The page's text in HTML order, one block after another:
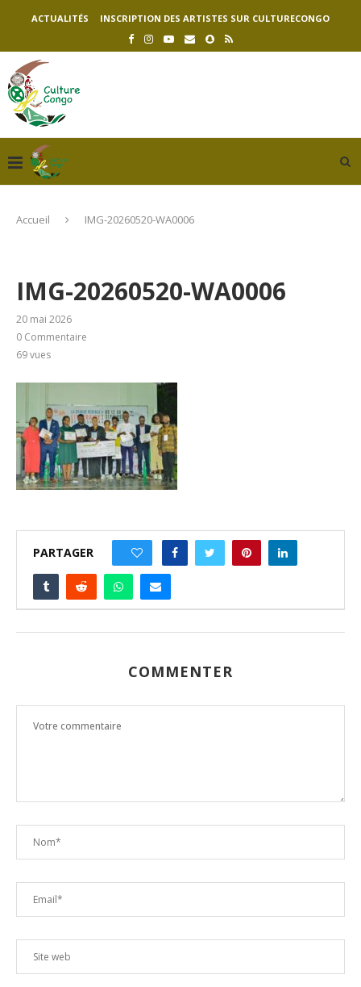
ACTUALITÉS INSCRIPTION DES ARTISTES SUR CULTURECONGO
Accueil IMG-20260520-WA0006
IMG-20260520-WA0006
20 mai 2026
0 Commentaire
69vues
PARTAGER
COMMENTER